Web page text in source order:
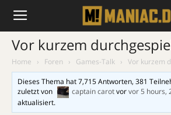
Vor kurzem
Home › Foren › Games-Talk › Vor kurzem
Dieses Thema hat 7,715 Antworten, 381
zuletzt von
captain carotvorvor 5 hours,
aktualisiert.